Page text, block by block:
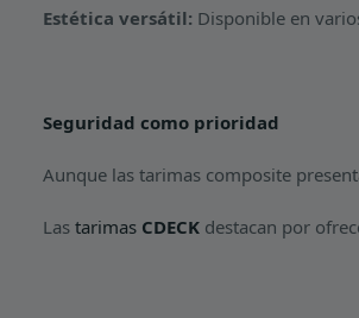
Estética versátil: Disponible en
Seguridad como prioridad
Aunque las tarimas composite
Las tarimas CDECK destacan por